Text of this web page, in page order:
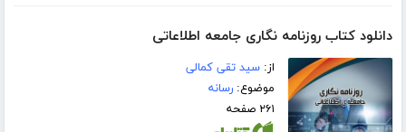
دانلود کتاب روزنامه نگاری جامعه اطلاعاتی
از:سید تقی کمالی
موضوع:رسانه
۲۶۱ صفحه